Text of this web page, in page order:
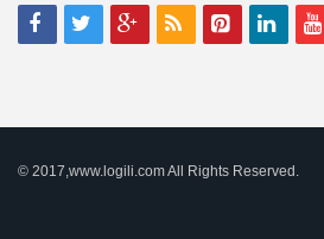
© 2017,www.logili.com All Rights Reserved.